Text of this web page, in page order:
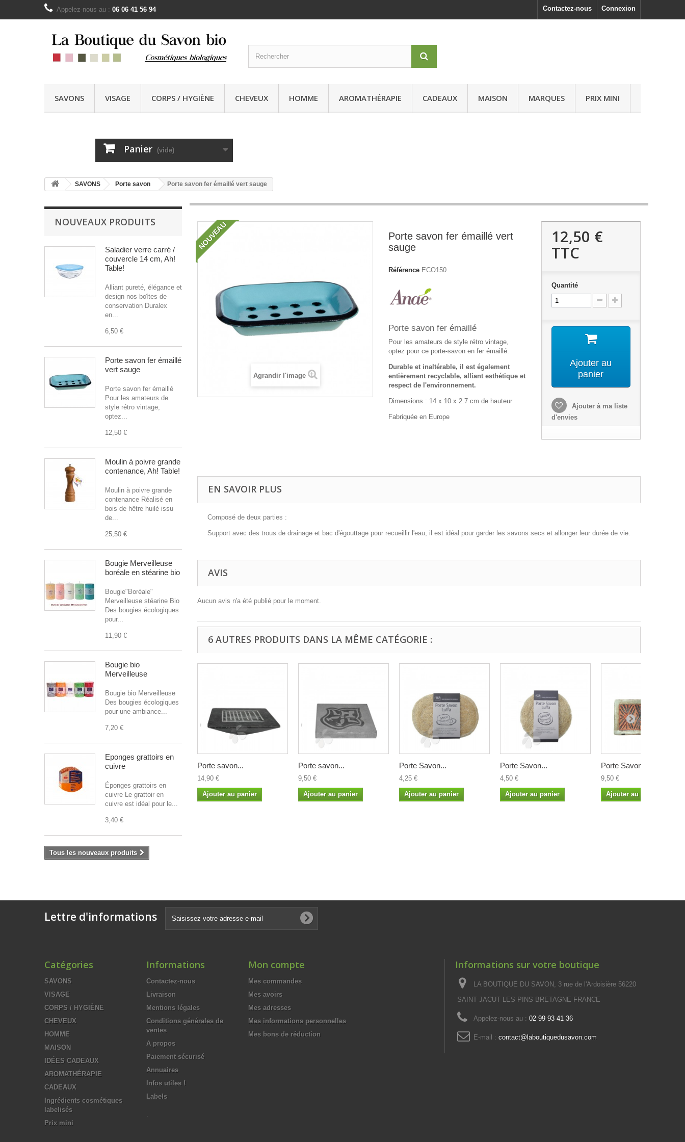
Connexion
Contactez-nous
Appelez-nous au : 06 06 41 56 94
SAVONS VISAGE CORPS / HYGIÈNE CHEVEUX HOMME AROMATHÉRAPIE CADEAUX MAISON MARQUES PRIX MINI
Panier (vide)
SAVONS Porte savon Porte savon fer émaillé vert sauge
NOUVEAUX PRODUITS
Saladier verre carré /
couvercle 14 cm, Ah!
Table!
Alliant pureté, élégance et
design nos boîtes de
conservation Duralex
en...
6,50 €
Porte savon fer émaillé
vert sauge
Porte savon fer émaillé
Pour les amateurs de
style rétro vintage,
optez...
12,50 €
Moulin à poivre grande
contenance, Ah! Table!
Moulin à poivre grande
contenance Réalisé en
bois de hêtre huilé issu
de...
25,50 €
Bougie Merveilleuse
boréale en stéarine bio
Bougie"Boréale"
Merveilleuse stéarine Bio
Des bougies écologiques
pour...
11,90 €
Bougie bio
Merveilleuse
Bougie bio Merveilleuse
Des bougies écologiques
pour une ambiance...
7,20 €
Éponges grattoirs en
cuivre
Éponges grattoirs en
cuivre Le grattoir en
cuivre est idéal pour le...
3,40 €
Tous les nouveaux produits
NOUVEAU
Agrandir l'image
Porte savon fer émaillé vert
sauge
Référence ECO150
Porte savon fer émaillé
Pour les amateurs de style rétro vintage,
optez pour ce porte-savon en fer émaillé.
Durable et inaltérable, il est également
entièrement recyclable, alliant esthétique et
respect de l'environnement.
Dimensions : 14 x 10 x 2.7 cm de hauteur
Fabriquée en Europe
12,50 €
TTC
Quantité
Ajouter au
panier
Ajouter à ma liste
d'envies
EN SAVOIR PLUS
Composé de deux parties :
Support avec des trous de drainage et bac d'égouttage pour recueillir l'eau, il est idéal pour garder les savons secs et allonger leur durée de vie.
AVIS
Aucun avis n'a été publié pour le moment.
6 AUTRES PRODUITS DANS LA MÊME CATÉGORIE :
Porte savon...
14,90 €
Ajouter au panier
Porte savon...
9,50 €
Ajouter au panier
Porte Savon...
4,25 €
Ajouter au panier
Porte Savon...
4,50 €
Ajouter au panier
Porte Savon...
9,50 €
Ajouter au panier
Lettre d'informations
Catégories
SAVONS
VISAGE
CORPS / HYGIÈNE
CHEVEUX
HOMME
MAISON
IDÉES CADEAUX
AROMATHÉRAPIE
CADEAUX
Ingrédients cosmétiques
labelisés
Prix mini
Informations
Contactez-nous
Livraison
Mentions légales
Conditions générales de
ventes
A propos
Paiement sécurisé
Annuaires
Infos utiles !
Labels
Mon compte
Mes commandes
Mes avoirs
Mes adresses
Mes informations personnelles
Mes bons de réduction
Informations sur votre boutique
LA BOUTIQUE DU SAVON, 3 rue de l'Ardoisière 56220
SAINT JACUT LES PINS BRETAGNE FRANCE
Appelez-nous au : 02 99 93 41 36
E-mail : contact@laboutiquedusavon.com